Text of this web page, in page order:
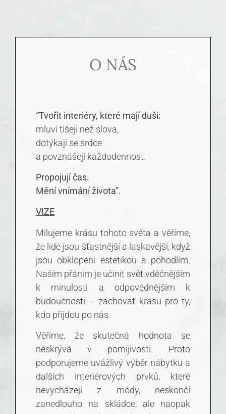
O NÁS
“Tvořit interiéry, které mají duši:
mluví tišeji než slova,
dotýkají se srdce
a povznášejí každodennost.
Propojují čas.
Mění vnímání života”.
VIZE
Milujeme krásu tohoto světa a věříme,
že lidé jsou šťastnější a laskavější, když
jsou obklopeni estetikou a pohodlím.
Naším přáním je učinit svět vděčnějším
k minulosti a odpovědnějším k
budoucnosti – zachovat krásu pro ty,
kdo přijdou po nás.
Věříme, že skutečná hodnota se
neskrývá v pomíjivosti. Proto
podporujeme uvážlivý výběr nábytku a
dalších interiérových prvků, které
nevycházejí z módy, neskončí
zanedlouho na skládce, ale naopak